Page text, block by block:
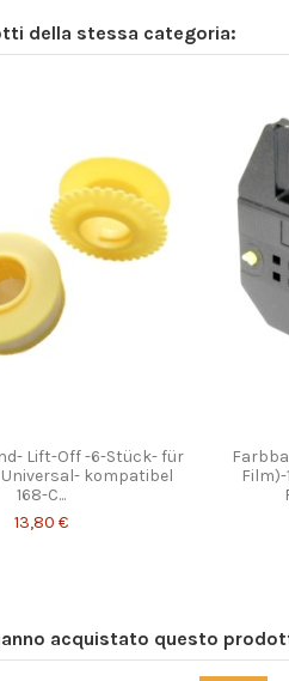
della stessa categoria:
Lift-Off -6-Stück- für
kompatibel
168-C...
13,80 €
acquistato questo